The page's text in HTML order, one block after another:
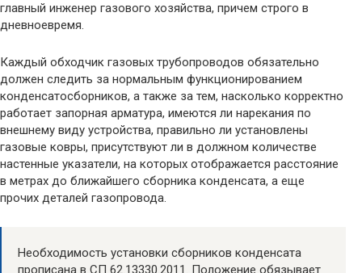
главный инженер газового хозяйства, причем строго в
дневноевремя.
Каждый обходчик газовых трубопроводов обязательно
должен следить за нормальным функционированием
конденсатосборников, а также за тем, насколько корректно
работает запорная арматура, имеются ли нарекания по
внешнему виду устройства, правильно ли установлены
газовые ковры, присутствуют ли в должном количестве
настенные указатели, на которых отображается расстояние
в метрах до ближайшего сборника конденсата, а еще
прочих деталей газопровода.
Необходимость установки сборников конденсата
прописана в СП 62.13330.2011. Положение обязывает